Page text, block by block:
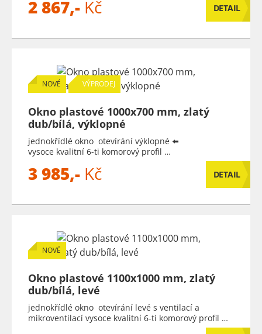
2 867,- Kč DETAIL
NOVÉ VÝPRODEJ
Okno plastové 1000x700 mm, zlatý
dub/bílá, výklopné
jednokřídlé okno otevírání výklopné ⬅️
vysoce kvalitní 6-ti komorový profil …
3 985,- Kč DETAIL
NOVÉ
Okno plastové 1100x1000 mm, zlatý
dub/bílá, levé
jednokřídlé okno otevírání levé s ventilací a
mikroventilací vysoce kvalitní 6-ti komorový profil …